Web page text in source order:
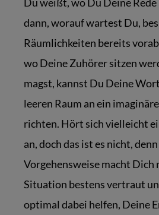
dann, worauf wartest Du,
Räumlichkeiten bereits
wo Deine Zuhörer sitzen
magst, kannst Du Deine
leeren Raum an ein
richten. Hört sich vielleicht
an, doch das ist es nicht,
Vorgehensweise macht Dich
Situation bestens vertraut
optimal dabei helfen, Deine